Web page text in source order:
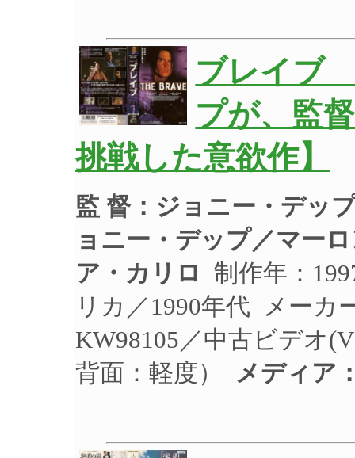
ブレイブ
プが、監
挑戦した意欲作】
監 督：ジョニー・デッ
ョニー・デップ／マー
ア・カリロ 制作年：
リカ／1990年代 メーカ
KW98105／中古ビデオ
背面：軽度） メディア